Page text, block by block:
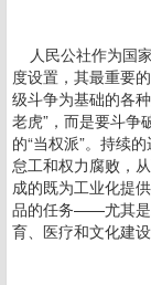
人民公社作为国
度设置，其最重要
级斗争为基础的各
老虎”，而是要斗争
的“当权派”。持续
怠工和权力腐败，
成的既为工业化提
品的任务——尤其是
育、医疗和文化建